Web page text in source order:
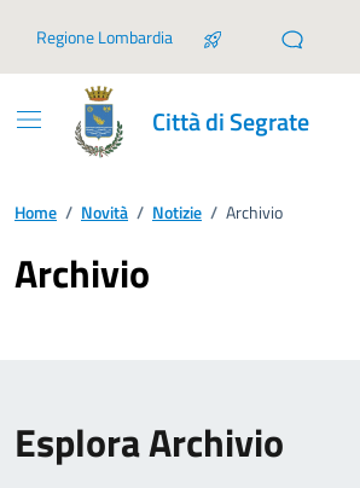
Regione Lombardia
Città di Segrate
Home / Novità / Notizie / Archivio
Archivio
Esplora Archivio